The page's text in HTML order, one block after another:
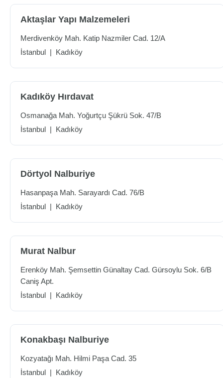
Aktaşlar Yapı Malzemeleri
Merdivenköy Mah. Katip Nazmiler Cad. 12/A
İstanbul | Kadıköy
Kadıköy Hırdavat
Osmanağa Mah. Yoğurtçu Şükrü Sok. 47/B
İstanbul | Kadıköy
Dörtyol Nalburiye
Hasanpaşa Mah. Sarayardı Cad. 76/B
İstanbul | Kadıköy
Murat Nalbur
Erenköy Mah. Şemsettin Günaltay Cad. Gürsoylu Sok. 6/B
Caniş Apt.
İstanbul | Kadıköy
Konakbaşı Nalburiye
Kozyatağı Mah. Hilmi Paşa Cad. 35
İstanbul | Kadıköy